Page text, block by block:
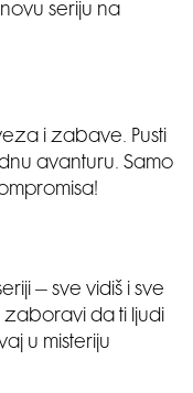
seriju na
i zabave. Pusti
avanturu. Samo
– sve vidiš i sve
zaboravi da ti ljudi
u misteriju